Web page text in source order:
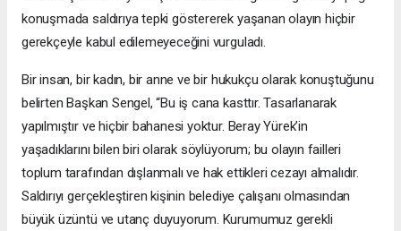
konuşmada saldırıya tepki göstererek yaşanan olayın hiçbir
gerekçeyle kabul edilemeyeceğini vurguladı.
Bir insan, bir kadın, bir anne ve bir hukukçu olarak konuştuğunu
belirten Başkan Sengel, “Bu iş cana kasttır. Tasarlanarak
yapılmıştır ve hiçbir bahanesi yoktur. Beray Yürek’in
yaşadıklarını bilen biri olarak söylüyorum; bu olayın failleri
toplum tarafından dışlanmalı ve hak ettikleri cezayı almalıdır.
Saldırıyı gerçekleştiren kişinin belediye çalışanı olmasından
büyük üzüntü ve utanç duyuyorum. Kurumumuz gerekli